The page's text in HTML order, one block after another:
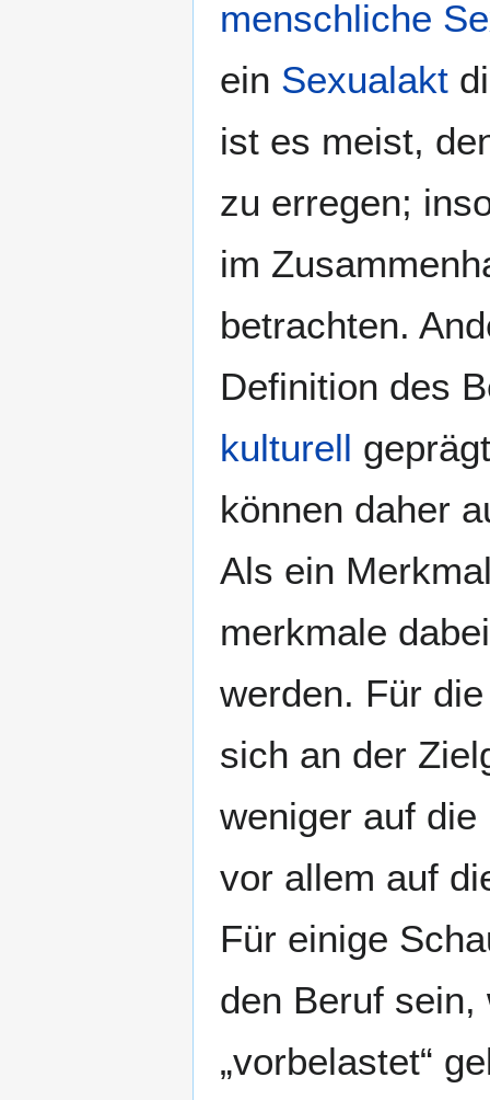
menschliche
ein Sexualakt
ist es meist,
zu erregen;
im
betrachten.
Definition des
kulturell
können daher
Als ein
merkmale
werden. Für
sich an der
weniger auf
vor allem auf
Für einige
den Beruf
„vorbelastet“